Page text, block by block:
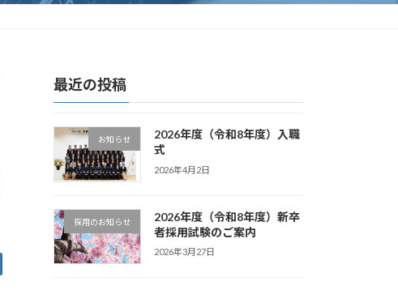
最近の投稿
お知らせ
2026年度（令和8年度）入職
式
2026年4月2日
採用のお知らせ
2026年度（令和8年度）新卒
者採用試験のご案内
2026年3月27日